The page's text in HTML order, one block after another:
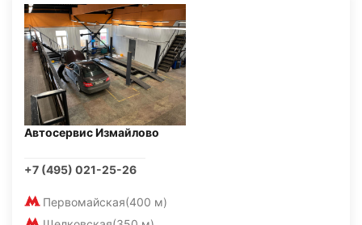
Автосервис Измайлово
+7 (495) 021-25-26
Первомайская(400 м)